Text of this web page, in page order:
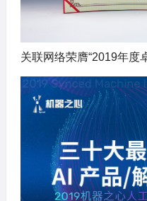
关联网络荣膺“2019年度